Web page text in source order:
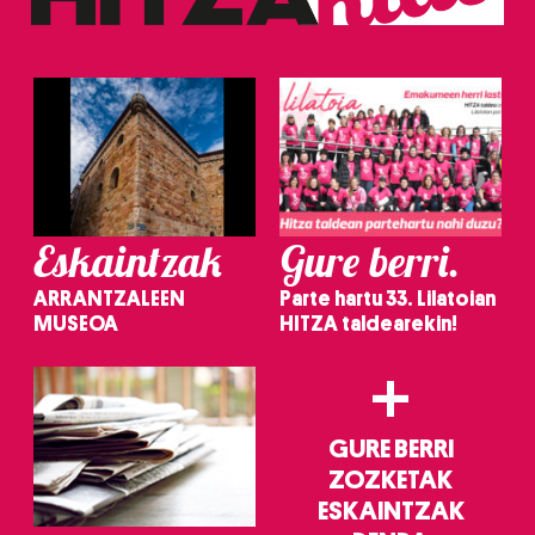
Eskaintzak
ARRANTZALEEN
MUSEOA
Gure berri.
Parte hartu 33. Lilatoian
HITZA taldearekin!
+
GURE BERRI
ZOZKETAK
ESKAINTZAK